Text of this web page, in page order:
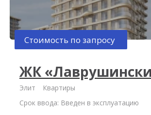
Стоимость по запросу
ЖК
Элит
Квартиры
Срок ввода: Введен в эксплуатацию